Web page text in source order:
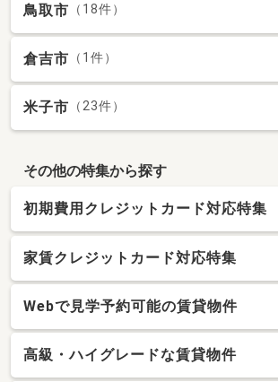
鳥取市 （18件）
倉吉市 （1件）
米子市 （23件）
その他の特集から探す
初期費用クレジットカード対応特集
家賃クレジットカード対応特集
Webで見学予約可能の賃貸物件
高級・ハイグレードな賃貸物件